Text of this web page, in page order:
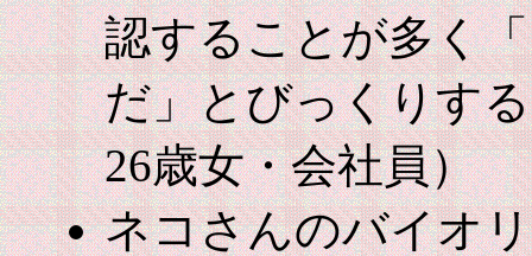
認することが多く
だ」とびっくりす
26歳女・会社員）
ネコさんのバイオ